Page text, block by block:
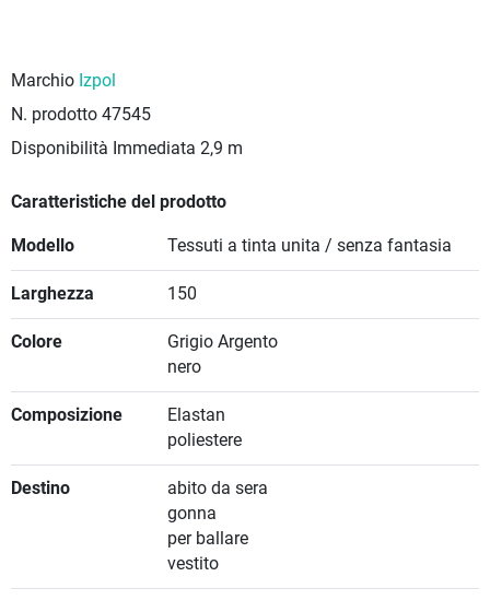
Marchio Izpol
N. prodotto 47545
Disponibilità Immediata 2,9 m
Caratteristiche del prodotto
Modello Tessuti a tinta unita / senza fantasia
Larghezza 150
Colore
Grigio Argento
nero
Composizione
Elastan
poliestere
Destino
abito da sera
gonna
per ballare
vestito